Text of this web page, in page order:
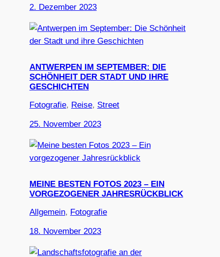
2. Dezember 2023
ANTWERPEN IM SEPTEMBER: DIE
SCHÖNHEIT DER STADT UND IHRE
GESCHICHTEN
Fotografie, Reise, Street
25. November 2023
MEINE BESTEN FOTOS 2023 – EIN
VORGEZOGENER JAHRESRÜCKBLICK
Allgemein, Fotografie
18. November 2023